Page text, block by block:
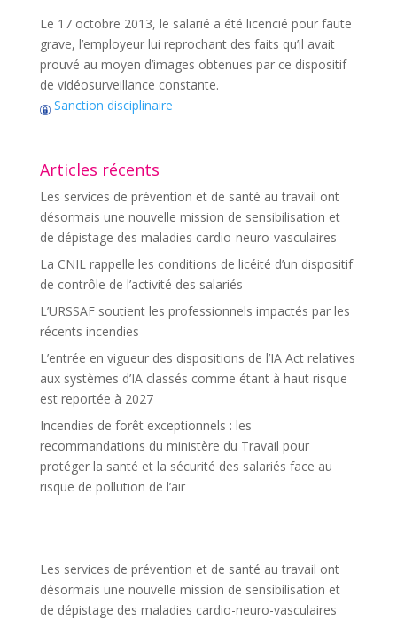
Le 17 octobre 2013, le salarié a été licencié pour faute
grave, l’employeur lui reprochant des faits qu’il avait
prouvé au moyen d’images obtenues par ce dispositif
de vidéosurveillance constante.
Sanction disciplinaire
Articles récents
Les services de prévention et de santé au travail ont
désormais une nouvelle mission de sensibilisation et
de dépistage des maladies cardio-neuro-vasculaires
La CNIL rappelle les conditions de licéité d’un dispositif
de contrôle de l’activité des salariés
L’URSSAF soutient les professionnels impactés par les
récents incendies
L’entrée en vigueur des dispositions de l’IA Act relatives
aux systèmes d’IA classés comme étant à haut risque
est reportée à 2027
Incendies de forêt exceptionnels : les
recommandations du ministère du Travail pour
protéger la santé et la sécurité des salariés face au
risque de pollution de l’air
Les services de prévention et de santé au travail ont
désormais une nouvelle mission de sensibilisation et
de dépistage des maladies cardio-neuro-vasculaires